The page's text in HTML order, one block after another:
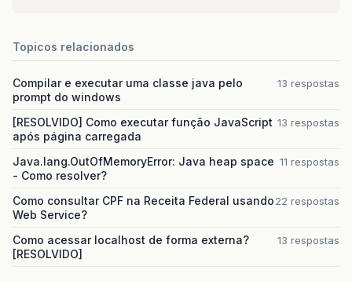
Topicos relacionados
Compilar e executar uma classe java pelo
prompt do windows
13 respostas
[RESOLVIDO] Como executar função JavaScript
após página carregada
13 respostas
Java.lang.OutOfMemoryError: Java heap space
- Como resolver?
11 respostas
Como consultar CPF na Receita Federal usando
Web Service?
22 respostas
Como acessar localhost de forma externa?
[RESOLVIDO]
13 respostas